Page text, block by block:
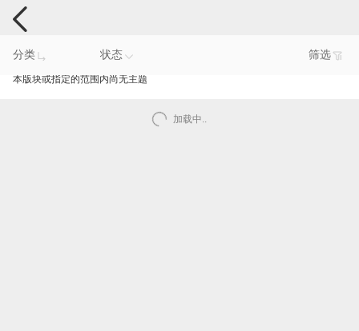
手机反馈
分类 状态 筛选
本版块或指定的范围内尚无主题
加载中..